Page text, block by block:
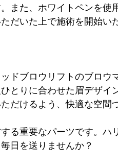
また、ホワイトペンを使
だいた上で施術を開始い
ドブロウリフトのブロウ
とりに合わせた眉デザイ
だけるよう、快適な空間
る重要なパーツです。ハ
日を送りませんか？